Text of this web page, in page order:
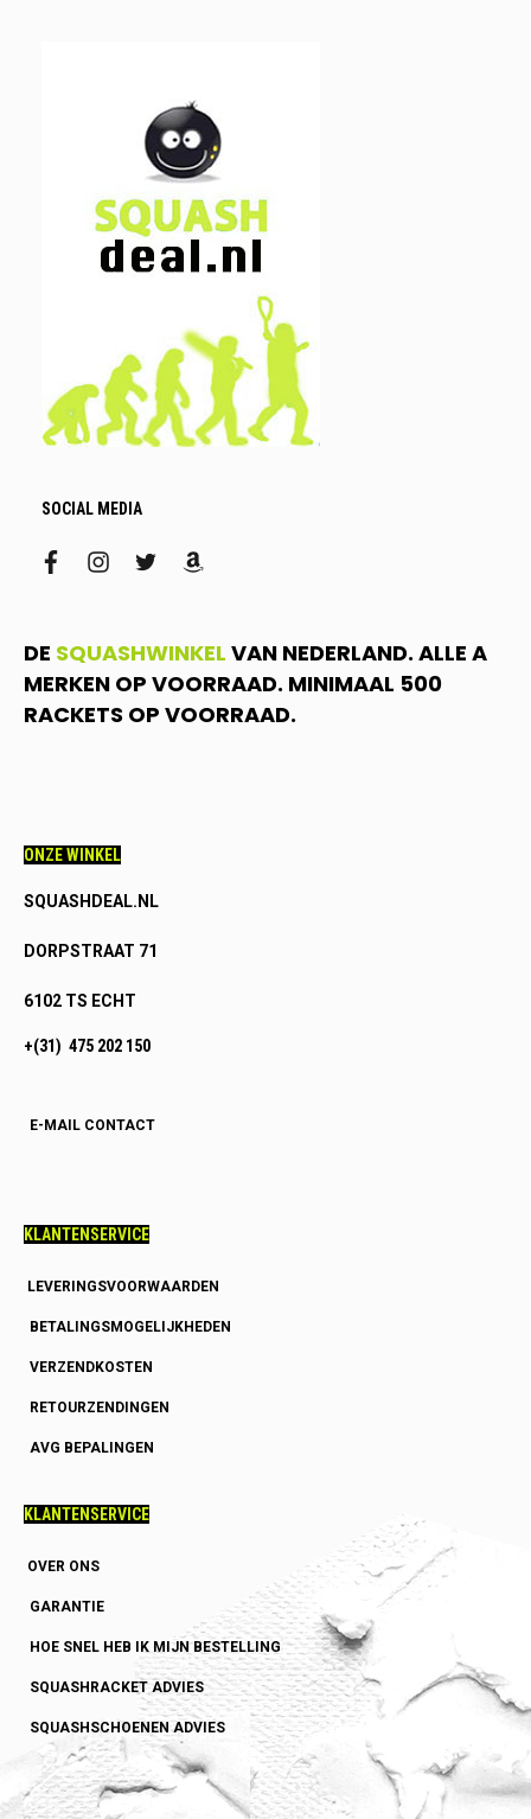
SOCIAL MEDIA
facebookinstagram
twitteramazon
DE SQUASHWINKEL VAN NEDERLAND. ALLE A
MERKEN OP VOORRAAD. MINIMAAL 500
RACKETS OP VOORRAAD.
ONZE WINKEL
SQUASHDEAL.NL
DORPSTRAAT 71
6102 TS ECHT
+(31) 475 202 150
E-MAIL CONTACT
KLANTENSERVICE
LEVERINGSVOORWAARDEN
BETALINGSMOGELIJKHEDEN
VERZENDKOSTEN
RETOURZENDINGEN
AVG BEPALINGEN
KLANTENSERVICE
OVER ONS
GARANTIE
HOE SNEL HEB IK MIJN BESTELLING
SQUASHRACKET ADVIES
SQUASHSCHOENEN ADVIES